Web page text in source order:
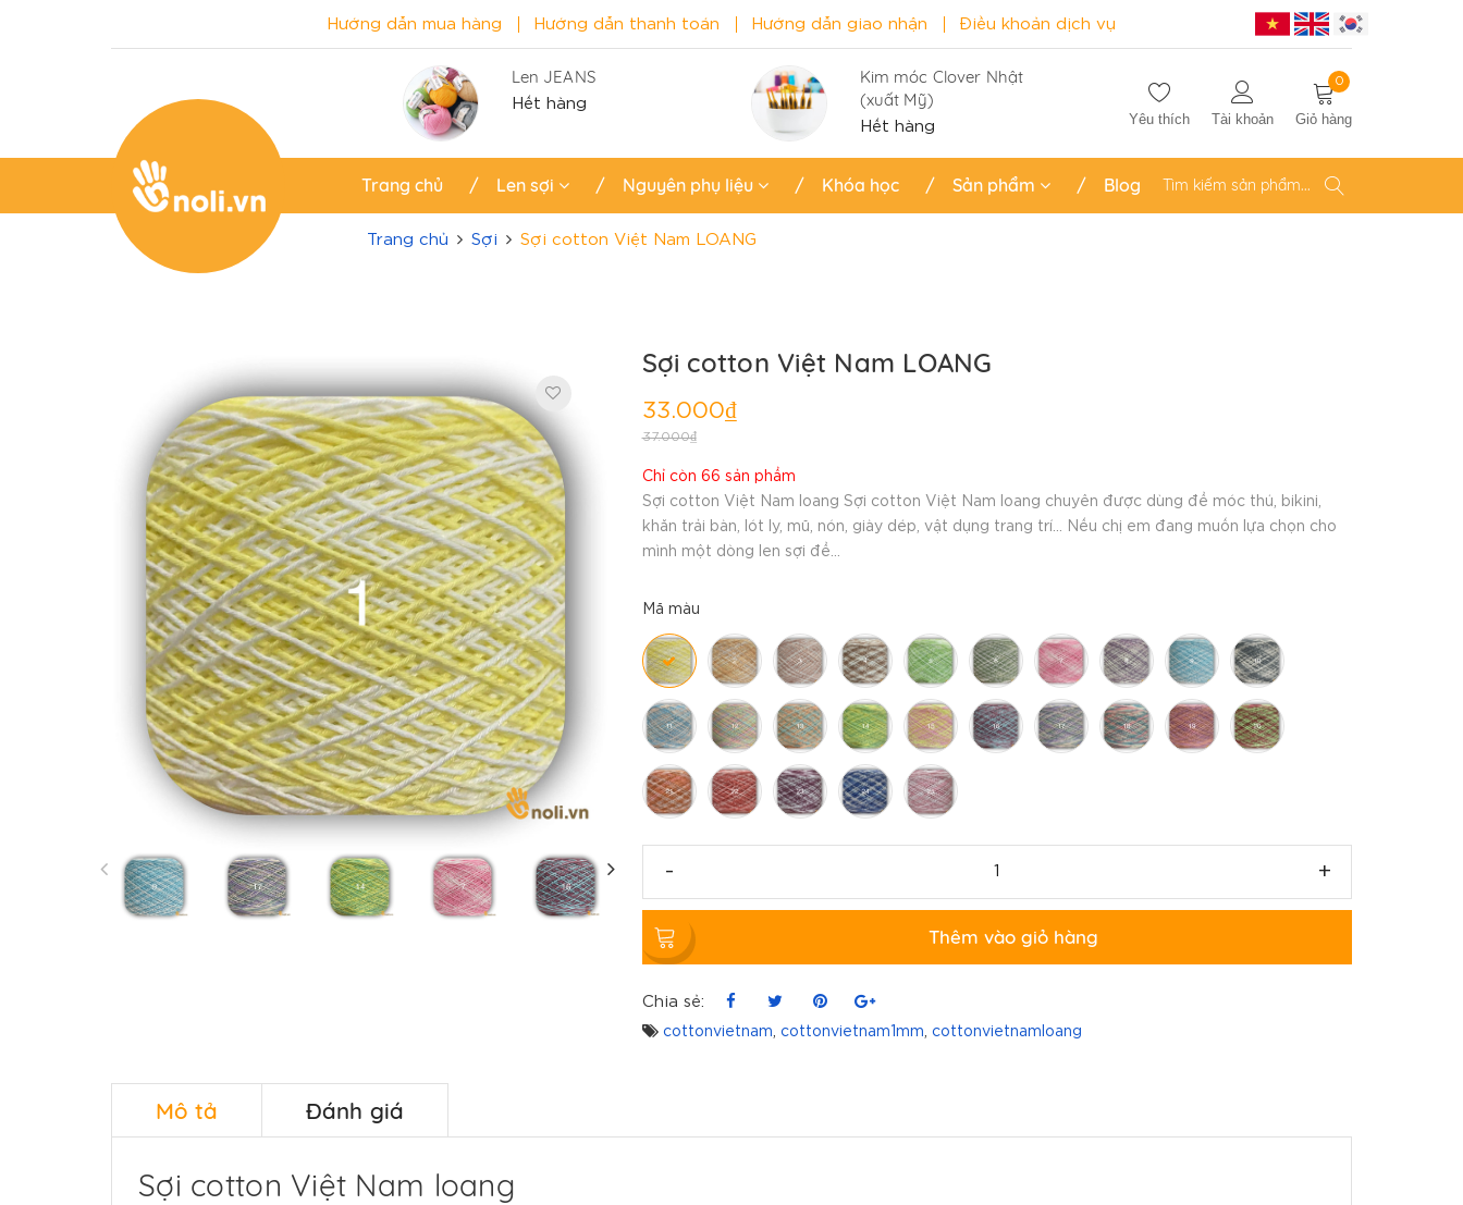
Hướng dẫn mua hàng Hướng dẫn thanh toán Hướng dẫn giao nhận Điều khoản dịch vụ
0
Giỏ hàng
Tài khoản
Yêu thích
Len JEANS
Hết hàng
Kim móc Clover Nhật
(xuất Mỹ)
Hết hàng
Trang chủ Len sợi Nguyên phụ liệu Khóa học Sản phẩm Blog
Trang chủ Sợi Sợi cotton Việt Nam LOANG
Sợi cotton Việt Nam LOANG
33.000₫
37.000₫
Chỉ còn 66 sản phẩm
Sợi cotton Việt Nam loang Sợi cotton Việt Nam loang chuyên được dùng để móc thú, bikini,
khăn trải bàn, lót ly, mũ, nón, giày dép, vật dụng trang trí... Nếu chị em đang muốn lựa chọn cho
mình một dòng len sợi để...
Mã màu
- +
Thêm vào giỏ hàng
Chia sẻ:
cottonvietnam cottonvietnam1mm cottonvietnamloang
Mô tả Đánh giá
Sợi cotton Việt Nam loang